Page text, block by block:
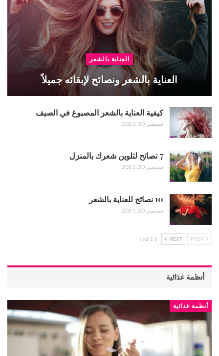
العناية بالشعر
العناية بالشعر ونصائح لإبقائه جميلاً
كيفية العناية بالشعر المصبوغ في الصيف
سبتمبر 30, 2021
7 نصائح لتلوين شعرك بالمنزل
سبتمبر 30, 2021
10 نصائح للعناية بالشعر
سبتمبر 30, 2021
NEXT
1 od 2 |
أنظمة غذائية
أنظمة غذائية